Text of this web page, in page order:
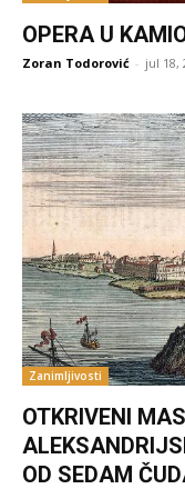
OPERA U
Zoran Todorović - jul 18,
Zanimljivosti
OTKRIVENI
OD SEDAM